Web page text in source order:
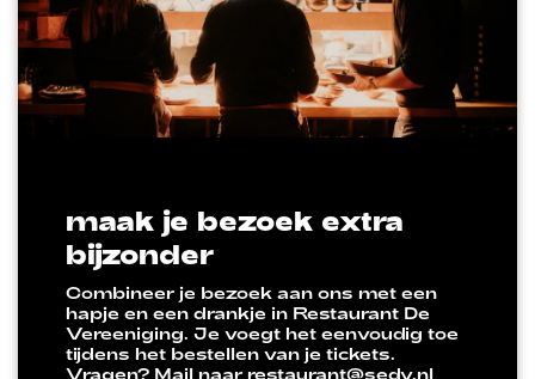
maak je bezoek extra
bijzonder
Combineer je bezoek aan ons met een
hapje en een drankje in Restaurant De
Vereeniging. Je voegt het eenvoudig toe
tijdens het bestellen van je tickets.
Vragen? Mail naar restaurant@sedv.nl